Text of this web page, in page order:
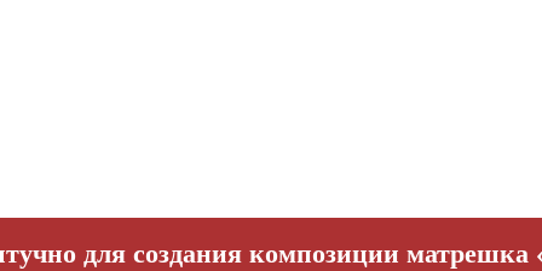
для создания композиции матрешка